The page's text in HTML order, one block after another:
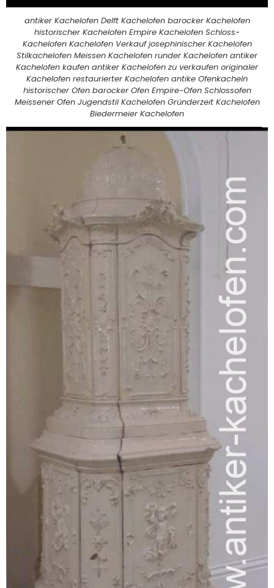
antiker Kachelofen Delft Kachelofen barocker Kachelofen
historischer Kachelofen Empire Kachelofen Schloss-
Kachelofen Kachelofen Verkauf josephinischer Kachelofen
Stilkachelofen Meissen Kachelofen runder Kachelofen antiker
Kachelofen kaufen antiker Kachelofen zu verkaufen originaler
Kachelofen restaurierter Kachelofen antike Ofenkacheln
historischer Ofen barocker Ofen Empire-Ofen Schlossofen
Meissener Ofen Jugendstil Kachelofen Gründerzeit Kachelofen
Biedermeier Kachelofen